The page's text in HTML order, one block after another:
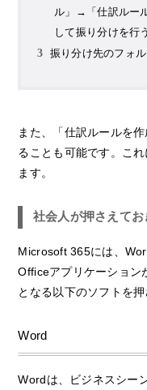
ル」→「仕訳ルー
して振り分けを行う
振り分け先のフォ
また、「仕訳ルールを
ることも可能です。こ
ます。
社会人が押さえて
Microsoft 365には、
Officeアプリケーション
となる以下のソフトを押
Word
Wordは、ビジネスシー